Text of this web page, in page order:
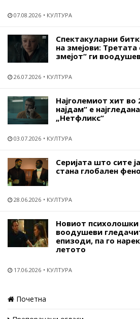
07.08.2026 КУЛТУРА
Спектакуларни
на змејови: Третата
змејот“ ги
26.07.2026 КУЛТУРА
Најголемиот хит во
најдам“ е
„Нетфликс“
03.07.2026 КУЛТУРА
Серијата што сите
стана глобален
28.06.2026 КУЛТУРА
Новиот психолошки
воодушеви
епизоди, па го
летото
17.06.2026 КУЛТУРА
Почетна